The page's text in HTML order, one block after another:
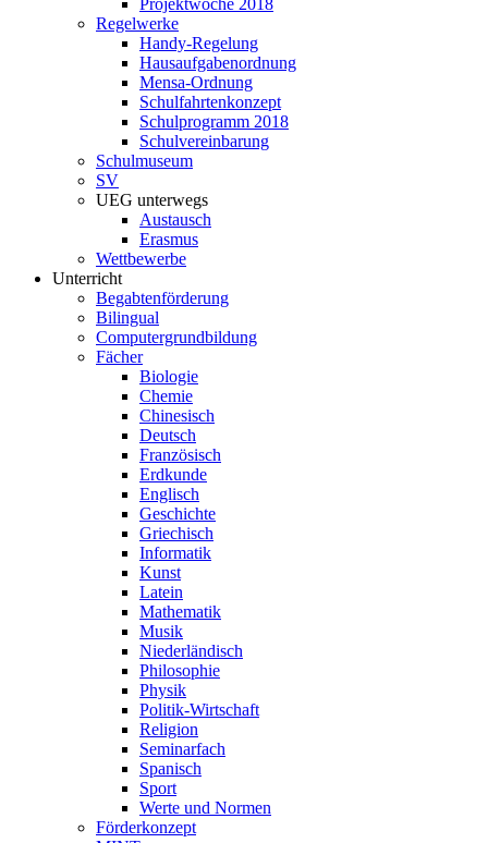
Projektwoche 2018
Regelwerke
Handy-Regelung
Hausaufgabenordnung
Mensa-Ordnung
Schulfahrtenkonzept
Schulprogramm 2018
Schulvereinbarung
Schulmuseum
SV
UEG unterwegs
Austausch
Erasmus
Wettbewerbe
Unterricht
Begabtenförderung
Bilingual
Computergrundbildung
Fächer
Biologie
Chemie
Chinesisch
Deutsch
Französisch
Erdkunde
Englisch
Geschichte
Griechisch
Informatik
Kunst
Latein
Mathematik
Musik
Niederländisch
Philosophie
Physik
Politik-Wirtschaft
Religion
Seminarfach
Spanisch
Sport
Werte und Normen
Förderkonzept